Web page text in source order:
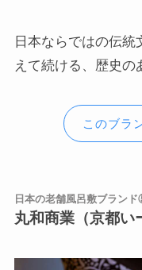
日本ならではの伝
えて続ける、歴史の
このブラ
日本の老舗風呂敷ブラン
丸和商業（京都い